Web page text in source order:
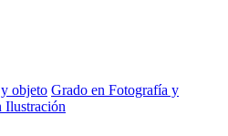
objeto Grado en Fotografía y
Ilustración